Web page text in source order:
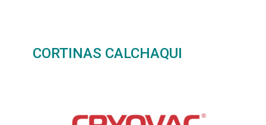
CORTINAS CALCHAQUI